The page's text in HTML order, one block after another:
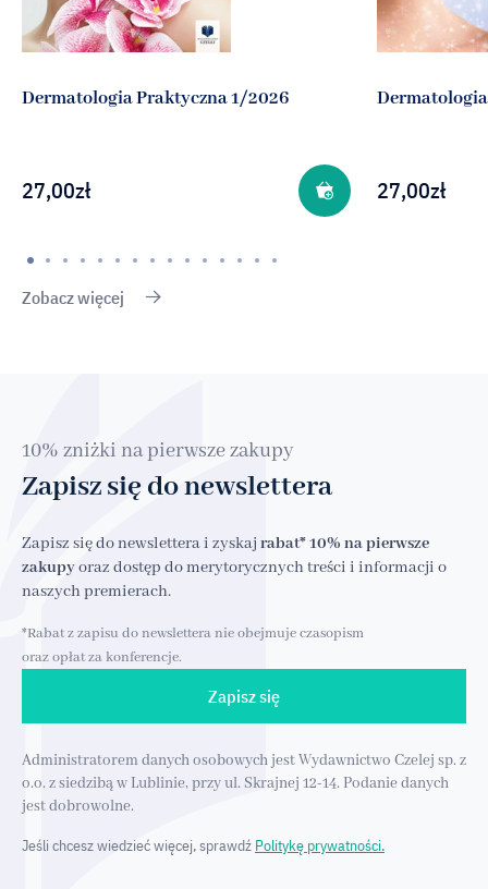
Dermatologia Praktyczna 1/2026
27,00zł 27,00zł
Zobacz więcej
10% zniżki na pierwsze zakupy
Zapisz się do newslettera
Zapisz się do newslettera i zyskaj rabat* 10% na pierwsze
zakupyoraz dostęp do merytorycznych treści i informacji o
naszych premierach.
*Rabat z zapisu do newslettera nie obejmuje czasopism
oraz opłat za konferencje.
Zapisz się
Administratorem danych osobowych jest Wydawnictwo Czelej sp. z
o.o. z siedzibą w Lublinie, przy ul. Skrajnej 12-14. Podanie danych
jest dobrowolne.
Jeśli chcesz wiedzieć więcej, sprawdź Politykę prywatności.